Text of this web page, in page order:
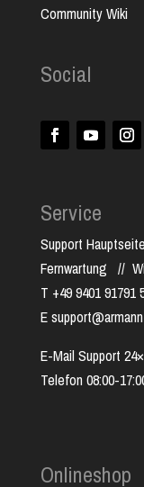
Community Wiki
Social
Service
Support Hauptseite
Fernwartung //
T +49 9401 91791
E
E-Mail Support
Telefon 08:00-
Onlineshop